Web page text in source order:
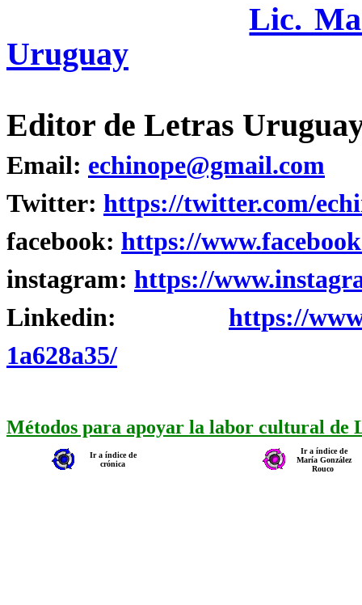
Lic.
Uruguay
Editor de Letras
Email: echinope@gmail.com
Twitter: https://twitter.com/
facebook: https://
instagram: https://
Linkedin: https://
1a628a35/
Métodos para apoyar la labor cultural de
Ir a índice de
crónica
Ir a índice de
María González
Rouco